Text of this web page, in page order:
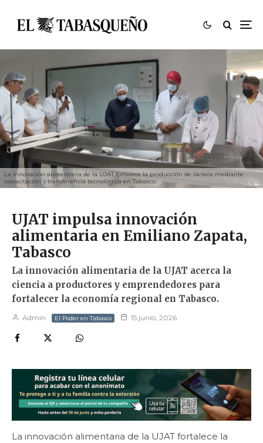
La innovación alimentaria de la UJAT fortalece la producción de lácteos mediante
capacitación y transferencia tecnológica en Tabasco.
UJAT impulsa innovación
alimentaria en Emiliano Zapata,
Tabasco
La innovación alimentaria de la UJAT acerca la
ciencia a productores y emprendedores para
fortalecer la economía regional en Tabasco.
Admin El Poder en Tabasco 15 junio, 2026
La innovación alimentaria de la UJAT fortalece la